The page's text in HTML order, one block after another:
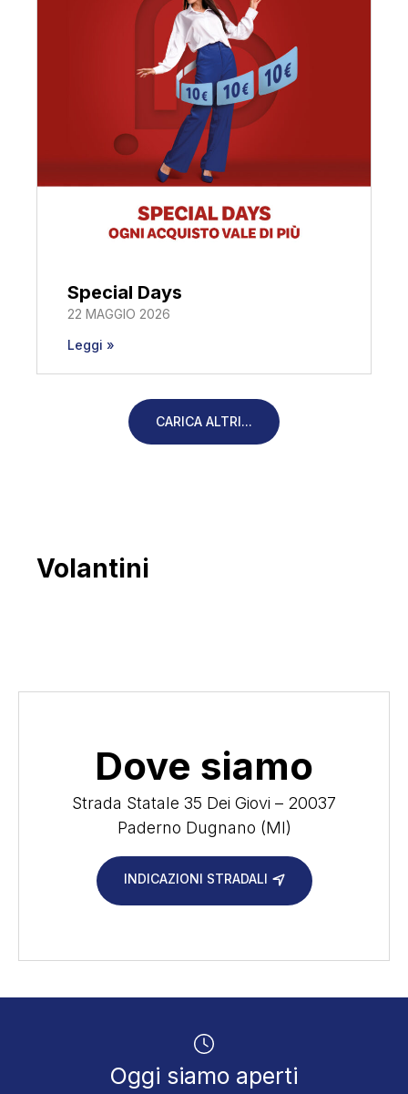
Special Days
22 MAGGIO 2026
Leggi »
CARICA ALTRI...
Volantini
Dove siamo
Strada Statale 35 Dei Giovi – 20037
Paderno Dugnano (MI)
INDICAZIONI STRADALI
Oggi siamo aperti